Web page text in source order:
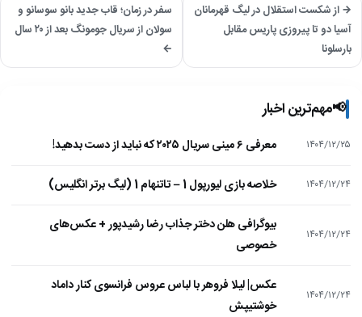
→ از شکست استقلال در لیگ قهرمانان
آسیا دو تا پیروزی پاریس مقابل
بارسلونا
سفر در زمان؛ قاب جدید بانو سوسانو و
سولان از سریال جومونگ بعد از ۲۰ سال
←
📢مهم‌ترین اخبار
۱۴۰۴/۱۲/۲۵ معرفی ۶ مینی سریال ۲۰۲۵ که نباید از دست بدهید!
۱۴۰۴/۱۲/۲۴ خلاصه بازی لیورپول 1 – تاتنهام 1 (لیگ برتر انگلیس)
۱۴۰۴/۱۲/۲۴
بیوگرافی هلن دختر جذاب رضا رشیدپور + عکس‌های
خصوصی
۱۴۰۴/۱۲/۲۴
عکس| لیلا فروهر با لباس عروس فرانسوی کنار داماد
خوشتیپش